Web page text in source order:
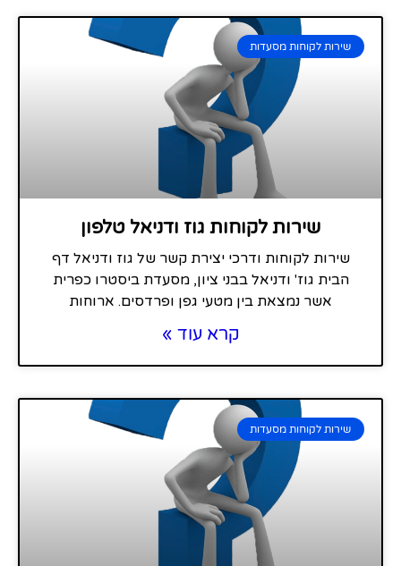
שירות לקוחות מסעדות
שירות לקוחות גוז ודניאל טלפון
שירות לקוחות ודרכי יצירת קשר של גוז ודניאל דף
הבית גוז' ודניאל בבני ציון, מסעדת ביסטרו כפרית
אשר נמצאת בין מטעי גפן ופרדסים. ארוחות
קרא עוד »
שירות לקוחות מסעדות